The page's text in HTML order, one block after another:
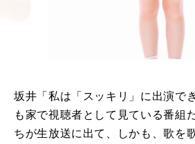
坂井「私は「スッキリ」に出演で
も家で視聴者として見ている番組
ちが生放送に出て、しかも、歌を